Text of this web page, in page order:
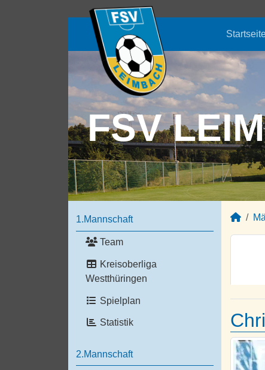
FSV
1.Mannschaft
Team
Kreisoberliga
Westthüringen
Spielplan
Statistik
2.Mannschaft